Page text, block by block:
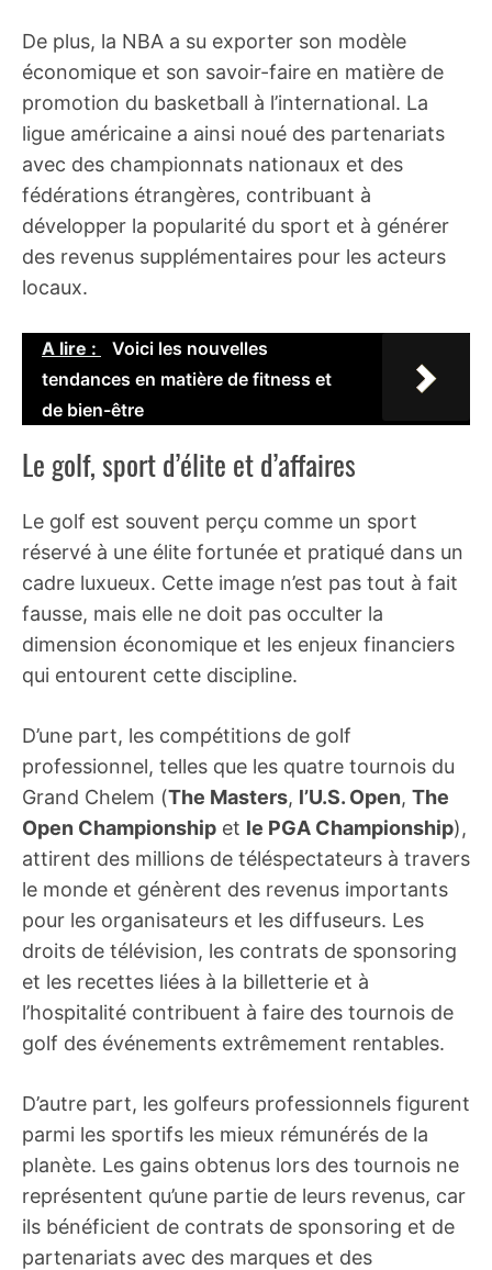
De plus, la NBA a su exporter son modèle
économique et son savoir-faire en matière de
promotion du basketball à l’international. La
ligue américaine a ainsi noué des partenariats
avec des championnats nationaux et des
fédérations étrangères, contribuant à
développer la popularité du sport et à générer
des revenus supplémentaires pour les acteurs
locaux.
A lire :
Voici les nouvelles
tendances en matière de fitness et
de bien-être
Le golf, sport d’élite et d’affaires
Le golf est souvent perçu comme un sport
réservé à une élite fortunée et pratiqué dans un
cadre luxueux. Cette image n’est pas tout à fait
fausse, mais elle ne doit pas occulter la
dimension économique et les enjeux financiers
qui entourent cette discipline.
D’une part, les compétitions de golf
professionnel, telles que les quatre tournois du
Grand Chelem (The Masters, l’U.S. Open, The
Open Championship et le PGA Championship),
attirent des millions de téléspectateurs à travers
le monde et génèrent des revenus importants
pour les organisateurs et les diffuseurs. Les
droits de télévision, les contrats de sponsoring
et les recettes liées à la billetterie et à
l’hospitalité contribuent à faire des tournois de
golf des événements extrêmement rentables.
D’autre part, les golfeurs professionnels figurent
parmi les sportifs les mieux rémunérés de la
planète. Les gains obtenus lors des tournois ne
représentent qu’une partie de leurs revenus, car
ils bénéficient de contrats de sponsoring et de
partenariats avec des marques et des